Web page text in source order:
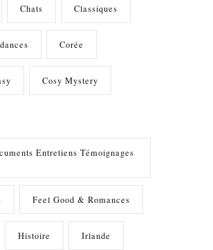
Chats Classiques
Corée
Cosy Mystery
Entretiens Témoignages
Feel Good & Romances
Histoire Irlande